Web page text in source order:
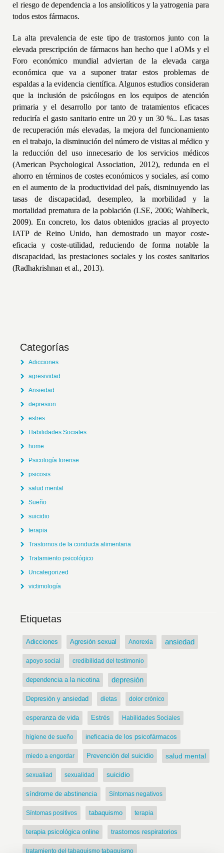
el riesgo de dependencia a los ansiolíticos y la yatrogenia para
todos estos fármacos.
La alta prevalencia de este tipo de trastornos junto con la
elevada prescripción de fármacos han hecho que l aOMs y el
Foro económico mundial adviertan de la elevada carga
económica que va a suponer tratar estos problemas de
espaldas a la evidencia científica. Algunos estudios consideran
que la inclusión de psicólogos en los equipos de atención
primaria y el desarrollo por tanto de tratamientos eficaces
reduciría el gasto sanitario entre un 20 y un 30 %..Las tasas
de recuperación más elevadas, la mejora del funcionamiento
en el trabajo, la disminución del número de visitas al médico y
la reducción del uso innecesario de los servicios médicos
(American Psychological Association, 2012), redunda en el
ahorro en términos de costes económicos y sociales, así como
en el aumento de la productividad del país, disminuyendo las
tasas de discapacidad, desempleo, la morbilidad y la
mortalidad prematura de la población (LSE, 2006; Wahlbeck,
2009). En concreto, los datos obtenidos gracias al proyecto
IATP de Reino Unido, han demostrado un mayor coste-
eficacia y coste-utilidad, reduciendo de forma notable la
discapacidad, las prestaciones sociales y los costes sanitarios
(Radhakrishnan et al., 2013).
Categorías
Adicciones
agresividad
Ansiedad
depresion
estres
Habilidades Sociales
home
Psicología forense
psicosis
salud mental
Sueño
suicidio
terapia
Trastornos de la conducta alimentaria
Tratamiento psicológico
Uncategorized
victimología
Etiquetas
Adicciones Agresión sexual Anorexia ansiedad
apoyo social credibilidad del testimonio
dependencia a la nicotina depresión
Depresión y ansiedad dietas dolor crónico
esperanza de vida Estrés Habilidades Sociales
higiene de sueño ineficacia de los psicofármacos
miedo a engordar Prevención del suicidio salud mental
sexualiad sexualidad suicidio
síndrome de abstinencia Síntomas negativos
Síntomas positivos tabaquismo terapia
terapia psicológica online trastornos respiratorios
tratamiento del tabaquismo tabaquismo